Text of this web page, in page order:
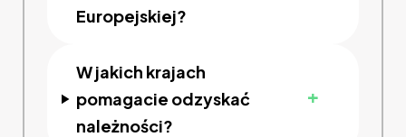
Europejskiej?
W jakich krajach
pomagacie odzyskać
należności?
+